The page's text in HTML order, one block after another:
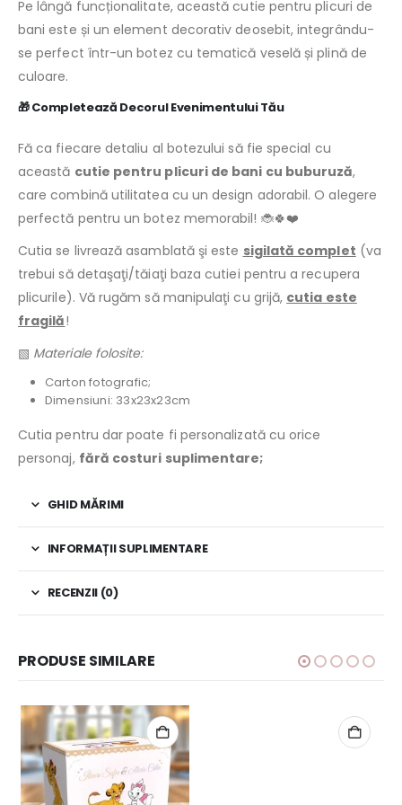
Pe lângă funcționalitate, această cutie pentru plicuri de
bani este și un element decorativ deosebit, integrându-
se perfect într-un botez cu tematică veselă și plină de
culoare.
🎁Completează Decorul Evenimentului Tău
Fă ca fiecare detaliu al botezului să fie special cu
această cutie pentru plicuri de bani cu buburuză,
care combină utilitatea cu un design adorabil. O alegere
perfectă pentru un botez memorabil! 🐞🍀❤️
Cutia se livrează asamblată şi este sigilată complet (va
trebui să detaşaţi/tăiaţi baza cutiei pentru a recupera
plicurile). Vă rugăm să manipulaţi cu grijă, cutia este
fragilă!
▧ Materiale folosite:
Carton fotografic;
Dimensiuni: 33x23x23cm
Cutia pentru dar poate fi personalizată cu orice
personaj, fără costuri suplimentare;
GHID MĂRIMI
INFORMAȚII SUPLIMENTARE
RECENZII (0)
PRODUSE SIMILARE